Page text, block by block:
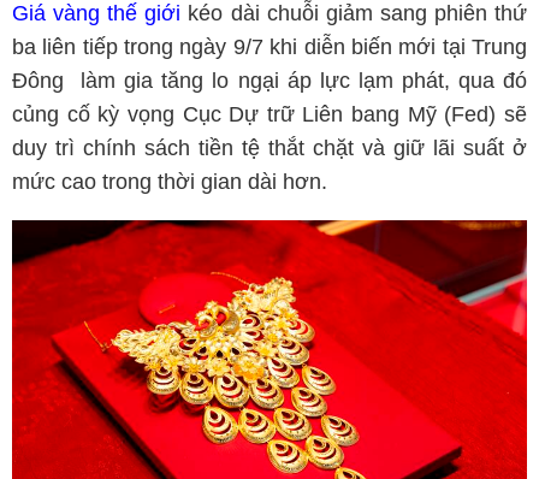
Giá vàng thế giới kéo dài chuỗi giảm sang phiên thứ
ba liên tiếp trong ngày 9/7 khi diễn biến mới tại Trung
Đông làm gia tăng lo ngại áp lực lạm phát, qua đó
củng cố kỳ vọng Cục Dự trữ Liên bang Mỹ (Fed) sẽ
duy trì chính sách tiền tệ thắt chặt và giữ lãi suất ở
mức cao trong thời gian dài hơn.